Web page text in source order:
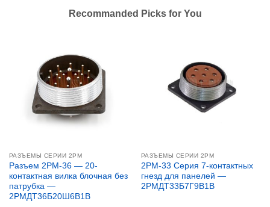
Recommanded Picks for You
РАЗЪЕМЫ СЕРИИ 2PM
Разъем 2PM-36 — 20-
контактная вилка блочная без
патрубка —
2РМДТ36Б20Ш6В1В
РАЗЪЕМЫ СЕРИИ 2PM
2PM-33 Серия 7-контактных
гнезд для панелей —
2РМДТ33Б7Г9В1В